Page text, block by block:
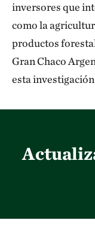
inversores que
como la
productos
Gran Chaco
esta